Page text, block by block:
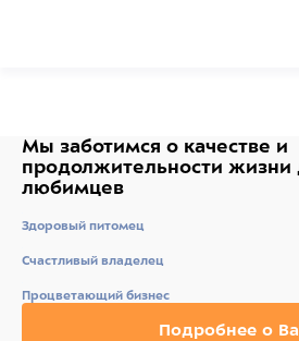
Корм обогащен
кислотами, которые повышают
Пробиотики и пребиотики помогают
Мы заботимся о качестве и
продолжительности жизни
любимцев
Здоровый питомец
Счастливый владелец
Процветающий бизнес
Подробнее о